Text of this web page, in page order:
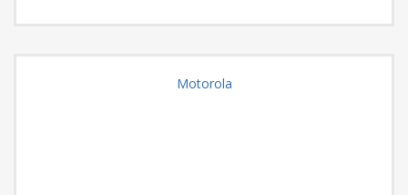
Motorola